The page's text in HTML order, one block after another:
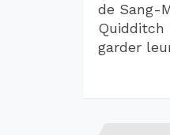
de Sang-
Quidditch
garder